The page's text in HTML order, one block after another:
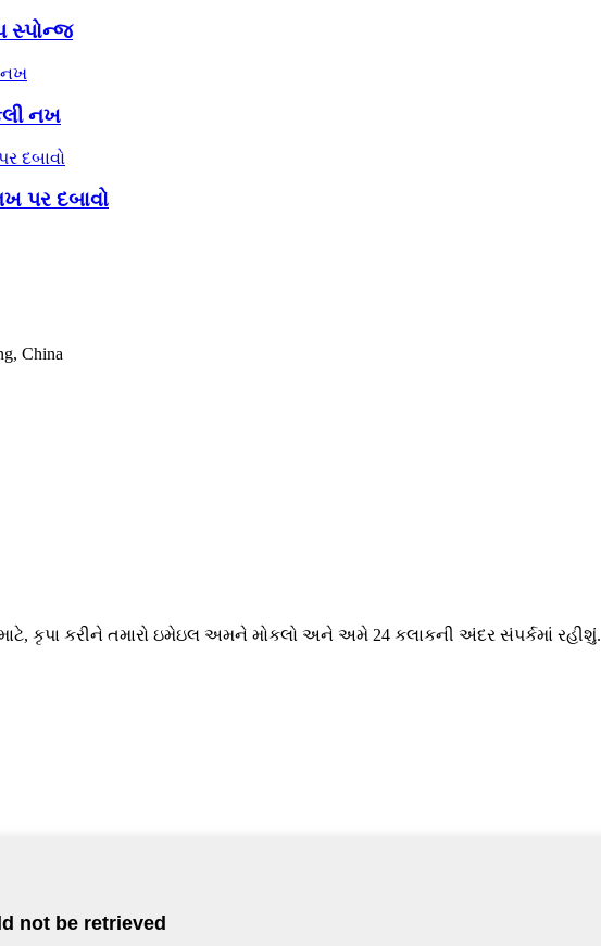
સ્પોન્જ
નખ
પર દબાવો
China
કૃપા કરીને તમારો ઇમેઇલ અમને મોકલો અને અમે 24 કલાકની અંદર સંપર્કમાં રહીશું.